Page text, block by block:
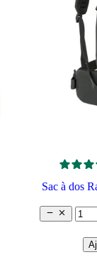
Sac à dos
 